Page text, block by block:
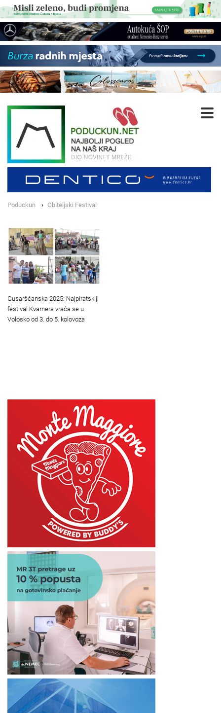
Poduckun Obiteljski Festival
Gusaršćanska 2025: Najpiratskiji
festival Kvarnera vraća se u
Volosko od 3. do 5. kolovoza